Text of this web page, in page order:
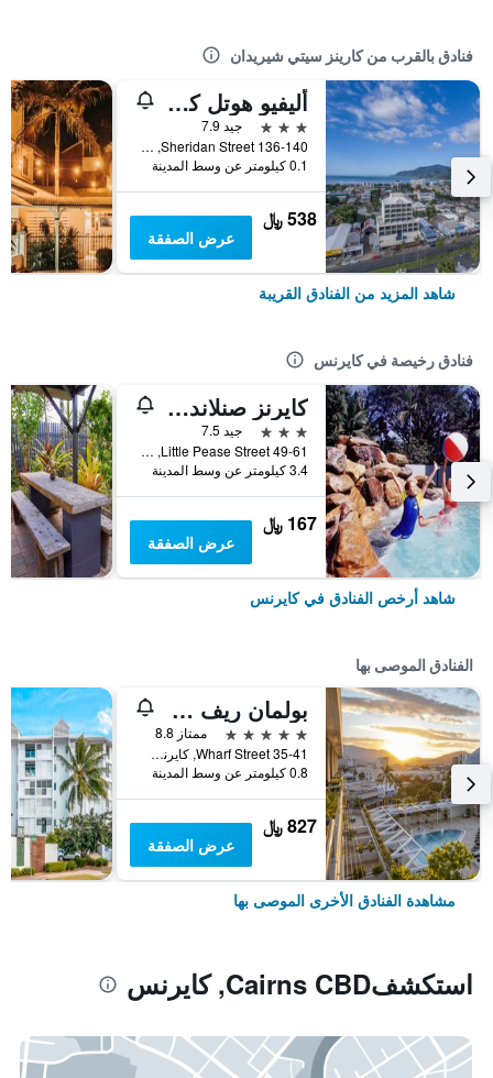
فنادق بالقرب من كارينز سيتي شيريدان
أليفيو هوتل كايرنز
3 نجوم
جيد 7.9
136-140 Sheridan Street, كايرنس, QLD, أستراليا
0.1 كيلومتر عن وسط المدينة
538 ﷼
عرض الصفقة
شاهد المزيد من الفنادق القريبة
فنادق رخيصة في كايرنس
كايرنز صنلاند ليجار بارك
3 نجوم
جيد 7.5
49-61 Little Pease Street, كايرنس, QLD, أستراليا
3.4 كيلومتر عن وسط المدينة
167 ﷼
عرض الصفقة
شاهد أرخص الفنادق في كايرنس
الفنادق الموصى بها
بولمان ريف هوتل كازينو
5 نجوم
ممتاز 8.8
35-41 Wharf Street, كايرنس, QLD, أستراليا
0.8 كيلومتر عن وسط المدينة
827 ﷼
عرض الصفقة
مشاهدة الفنادق الأخرى الموصى بها
استكشفCairns CBD, كايرنس